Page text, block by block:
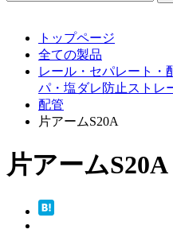
トップページ
全ての製品
レール・セパレート・
パ・塩ダレ防止ストレ
配管
片アームS20A
片アームS20A